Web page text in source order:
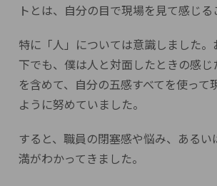
トとは、自分の目で現場を見て感じる
特に「人」については意識しました。
下でも、僕は人と対面したときの感じ
を含めて、自分の五感すべてを使って
ように努めていました。
すると、職員の閉塞感や悩み、あるい
満がわかってきました。